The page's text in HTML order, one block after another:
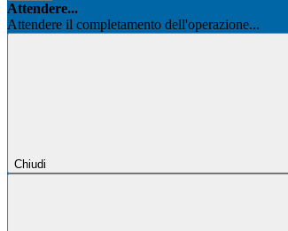
Attendere...
Attendere il completamento dell'operazione...
Chiudi